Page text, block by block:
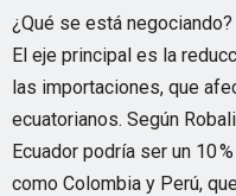
¿Qué se está negociando?
El eje principal es la
las importaciones, que
ecuatorianos. Según
Ecuador podría ser un 10
como Colombia y Perú,